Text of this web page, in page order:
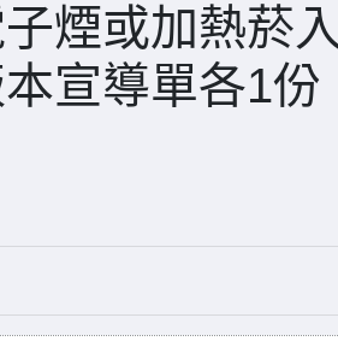
煙或加熱菸入
宣導單各1份